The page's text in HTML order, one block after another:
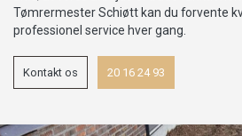
Tømrermester Schiøtt kan du forvente
professionel service hver gang.
Kontakt os 20 16 24 93